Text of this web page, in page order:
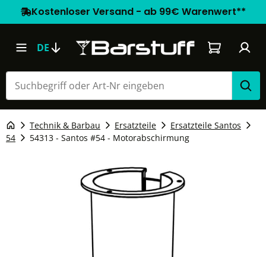
Kostenloser Versand - ab 99€ Warenwert**
DE Warenkorb
Technik & Barbau Ersatzteile
Ersatzteile Santos
54
54313 - Santos #54 - Motorabschirmung